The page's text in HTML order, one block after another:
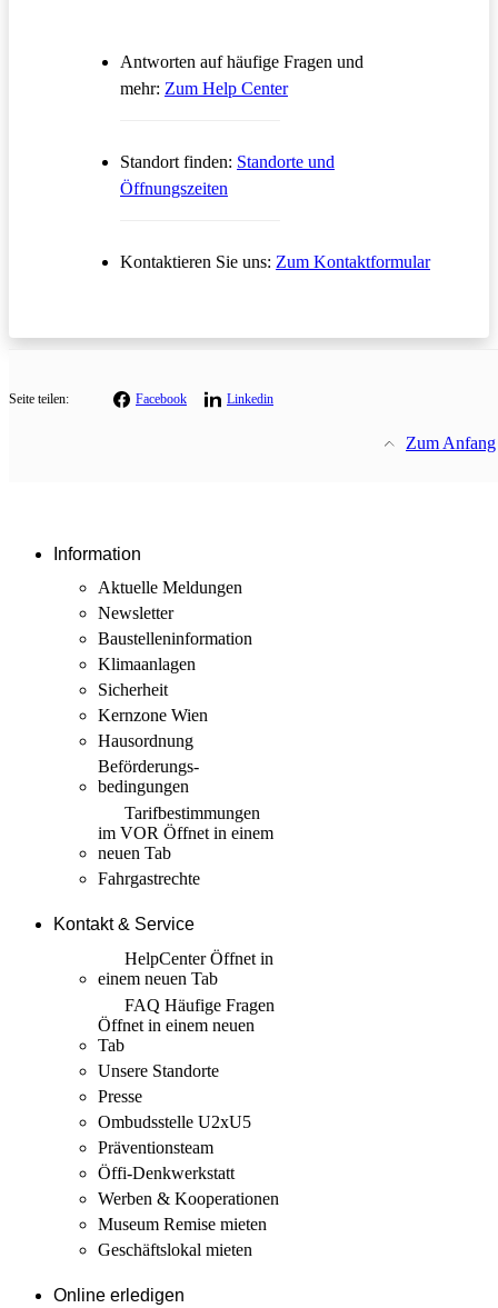
Antworten auf häufige Fragen und
mehr: Zum Help CenterÖffnet in einem neuen Tab
Standort finden: Standorte und
Öffnungszeiten
Kontaktieren Sie uns: Zum KontaktformularÖffnet in
Seite teilen: Facebook Linkedin
Zum Anfang
Information
Aktuelle Meldungen
Newsletter
Baustellen­information
Klimaanlagen
Sicherheit
Kernzone Wien
Hausordnung
Beförderungs­
bedingungen
Tarif­bestimmungen
im VOR Öffnet in einem
neuen Tab
Fahrgastrechte
Kontakt & Service
HelpCenterÖffnet in
einem neuen Tab
FAQ Häufige Fragen
Öffnet in einem neuen
Tab
Unsere Standorte
Presse
Ombudsstelle U2xU5
Präventionsteam
Öffi-Denkwerkstatt
Werben & Kooperationen
Museum Remise mieten
Geschäftslokal mieten
Online erledigen